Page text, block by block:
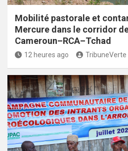
Mobilité pastorale et
Mercure dans le corridor
Cameroun–RCA–Tchad
12 heures ago TribuneVerte